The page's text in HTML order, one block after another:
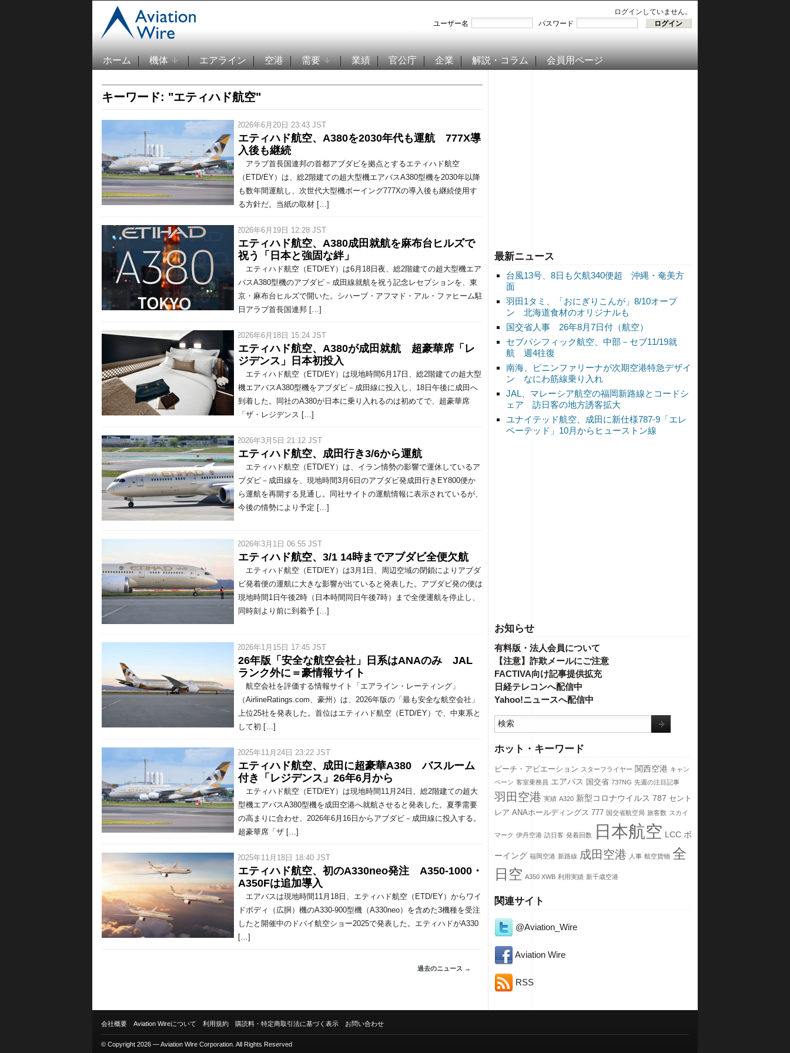
ログインしていません。
ユーザー名
パスワード
ホーム 機体 エアライン 空港 需要 業績 官公庁 企業 解説・コラム 会員用ページ
最新ニュース
台風13号、8日も欠航340便超 沖縄・奄美方
面
羽田1タミ、「おにぎりこんが」8/10オープ
ン 北海道食材のオリジナルも
国交省人事 26年8月7日付（航空）
セブパシフィック航空、中部－セブ11/19就
航 週4往復
南海、ピニンファリーナが次期空港特急デザイ
ン なにわ筋線乗り入れ
JAL、マレーシア航空の福岡新路線とコードシ
ェア 訪日客の地方誘客拡大
ユナイテッド航空、成田に新仕様787-9「エレ
ベーテッド」10月からヒューストン線
お知らせ
有料版・法人会員について
【注意】詐欺メールにご注意
FACTIVA向け記事提供拡充
日経テレコンへ配信中
Yahoo!ニュースへ配信中
ホット・キーワード
ピーチ・アビエーション スターフライヤー 関西空港 キャン
ペーン 客室乗務員 エアバス 国交省 737NG 先週の注目記事
羽田空港 実績 A320 新型コロナウイルス 787 セント
レア ANAホールディングス 777 国交省航空局 旅客数 スカイ
マーク 伊丹空港 訪日客 発着回数 日本航空 LCC ボ
ーイング 福岡空港 新路線 成田空港 人事 航空貨物 全
日空 A350 XWB 利用実績 新千歳空港
関連サイト
@Aviation_Wire
Aviation Wire
RSS
キーワード: "エティハド航空"
/ 2026年6月20日 23:43 JST
エティハド航空、A380を2030年代も運航 777X導
入後も継続
アラブ首長国連邦の首都アブダビを拠点とするエティハド航空
（ETD/EY）は、総2階建ての超大型機エアバスA380型機を2030年以降
も数年間運航し、次世代大型機ボーイング777Xの導入後も継続使用す
る方針だ。当紙の取材 […]
/ 2026年6月19日 12:28 JST
エティハド航空、A380成田就航を麻布台ヒルズで
祝う「日本と強固な絆」
エティハド航空（ETD/EY）は6月18日夜、総2階建ての超大型機エア
バスA380型機のアブダビ－成田線就航を祝う記念レセプションを、東
京・麻布台ヒルズで開いた。シハーブ・アフマド・アル・ファヒーム駐
日アラブ首長国連邦 […]
/ 2026年6月18日 15:24 JST
エティハド航空、A380が成田就航 超豪華席「レ
ジデンス」日本初投入
エティハド航空（ETD/EY）は現地時間6月17日、総2階建ての超大型
機エアバスA380型機をアブダビ－成田線に投入し、18日午後に成田へ
到着した。同社のA380が日本に乗り入れるのは初めてで、超豪華席
「ザ・レジデンス […]
/ 2026年3月5日 21:12 JST
エティハド航空、成田行き3/6から運航
エティハド航空（ETD/EY）は、イラン情勢の影響で運休しているア
ブダビ－成田線を、現地時間3月6日のアブダビ発成田行きEY800便か
ら運航を再開する見通し。同社サイトの運航情報に表示されているが、
今後の情勢により予定 […]
/ 2026年3月1日 06:55 JST
エティハド航空、3/1 14時までアブダビ全便欠航
エティハド航空（ETD/EY）は3月1日、周辺空域の閉鎖によりアブダ
ビ発着便の運航に大きな影響が出ていると発表した。アブダビ発の便は
現地時間1日午後2時（日本時間同日午後7時）まで全便運航を停止し、
同時刻より前に到着予 […]
/ 2026年1月15日 17:45 JST
26年版「安全な航空会社」日系はANAのみ JAL
ランク外に＝豪情報サイト
航空会社を評価する情報サイト「エアライン・レーティング」
（AirlineRatings.com、豪州）は、2026年版の「最も安全な航空会社」
上位25社を発表した。首位はエティハド航空（ETD/EY）で、中東系と
して初 […]
/ 2025年11月24日 23:22 JST
エティハド航空、成田に超豪華A380 バスルーム
付き「レジデンス」26年6月から
エティハド航空（ETD/EY）は現地時間11月24日、総2階建ての超大
型機エアバスA380型機を成田空港へ就航させると発表した。夏季需要
の高まりに合わせ、2026年6月16日からアブダビ－成田線に投入する。
超豪華席「ザ […]
/ 2025年11月18日 18:40 JST
エティハド航空、初のA330neo発注 A350-1000・
A350Fは追加導入
エアバスは現地時間11月18日、エティハド航空（ETD/EY）からワイ
ドボディ（広胴）機のA330-900型機（A330neo）を含めた3機種を受注
したと開催中のドバイ航空ショー2025で発表した。エティハドがA330
[…]
過去のニュース →
会社概要 Aviation Wireについて 利用規約 購読料・特定商取引法に基づく表示 お問い合わせ
© Copyright 2026 — Aviation Wire Corporation. All Rights Reserved